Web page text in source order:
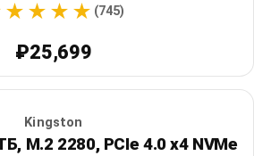
(745)
₽25,699
Kingston
M.2 2280, PCIe 4.0 x4 NVMe